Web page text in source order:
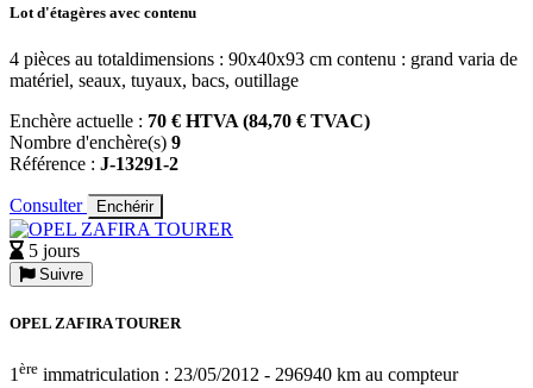
Lot d'étagères avec contenu
4 pièces au totaldimensions : 90x40x93 cm contenu : grand varia de
matériel, seaux, tuyaux, bacs, outillage
Enchère actuelle : 70 € HTVA (84,70 € TVAC)
Nombre d'enchère(s) 9
Référence : J-13291-2
Consulter Enchérir
5 jours
Suivre
OPEL ZAFIRA TOURER
1 ère immatriculation : 23/05/2012 - 296940 km au compteur